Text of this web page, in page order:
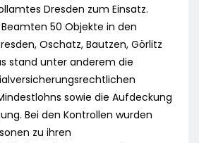
Dresden zum Einsatz.
50 Objekte in den
Oschatz, Bautzen, Görlitz
stand unter anderem die
sowie die Aufdeckung
Bei den Kontrollen wurden
zu ihren